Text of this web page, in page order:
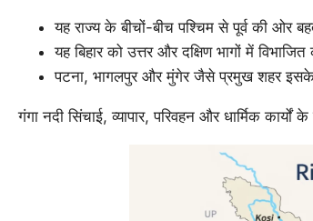
यह राज्य के बीचों-बीच पश्चिम से पूर्व की ओर
यह बिहार को उत्तर और दक्षिण भागों में
पटना, भागलपुर और मुंगेर जैसे प्रमुख शहर
गंगा नदी सिंचाई, व्यापार, परिवहन और धार्मिक कार्यों